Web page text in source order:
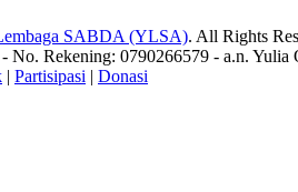
SABDA (YLSA). All Rights
No. Rekening: 0790266579 - a.n. Yulia
| Partisipasi | Donasi